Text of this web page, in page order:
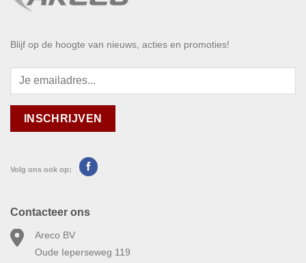
Blijf op de hoogte van nieuws, acties en promoties!
Volg ons ook op:
Contacteer ons
Areco BV
Oude Ieperseweg 119